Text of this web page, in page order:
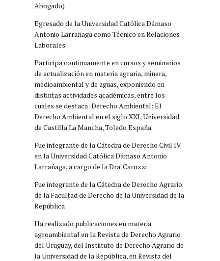
Abogado)
Egresado de la Universidad Católica Dámaso
Antonio Larrañaga como Técnico en Relaciones
Laborales.
Participa continuamente en cursos y seminarios
de actualización en materia agraria, minera,
medioambiental y de aguas, exponiendo en
distintas actividades académicas, entre los
cuales se destaca: Derecho Ambiental: El
Derecho Ambiental en el siglo XXI, Universidad
de Castilla La Mancha, Toledo España
Fue integrante de la Cátedra de Derecho Civil IV
en la Universidad Católica Dámaso Antonio
Larrañaga, a cargo de la Dra. Carozzi
Fue integrante de la Cátedra de Derecho Agrario
de la Facultad de Derecho de la Universidad de la
República
Ha realizado publicaciones en materia
agroambiental en la Revista de Derecho Agrario
del Uruguay, del Instiituto de Derecho Agrario de
la Universidad de la República, en Revista del